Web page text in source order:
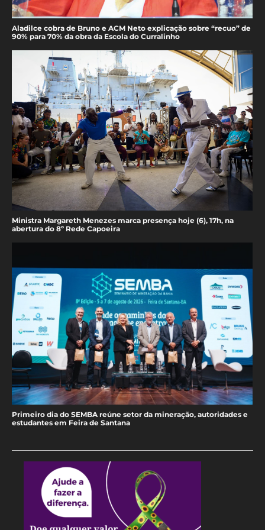
Aladilce cobra de Bruno e ACM Neto explicação sobre “recuo” de
90% para 70% da obra da Escola do Curralinho
Ministra Margareth Menezes marca presença hoje (6), 17h, na
abertura do 8º Rede Capoeira
Primeiro dia do SEMBA reúne setor da mineração, autoridades e
estudantes em Feira de Santana